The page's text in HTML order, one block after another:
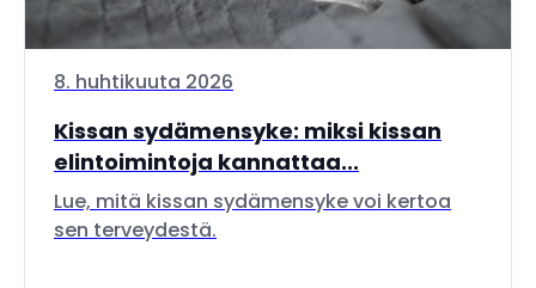
8. huhtikuuta 2026
Kissan sydämensyke: miksi kissan
elintoimintoja kannattaa...
Lue, mitä kissan sydämensyke voi kertoa
sen terveydestä.